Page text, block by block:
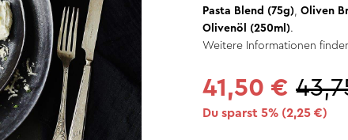
Pasta Blend (75g) Oliven
Olivenöl (250ml).
Weitere Informationen
41,50 €
Du sparst 5% (2,25 €)